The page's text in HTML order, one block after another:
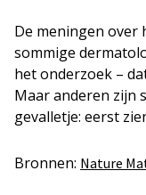
De meningen over
sommige
het onderzoek –
Maar anderen zijn
gevalletje: eerst
Bronnen: Nature